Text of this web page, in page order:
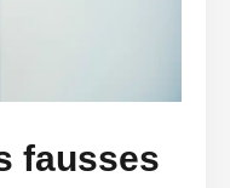
fausses